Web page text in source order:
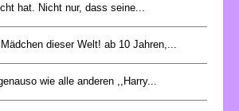
hat. Nicht nur, dass seine...
dieser Welt! ab 10 Jahren,...
wie alle anderen ,,Harry...